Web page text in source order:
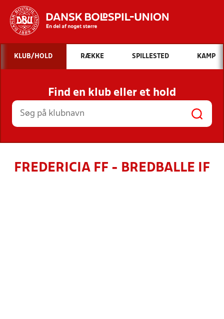
Hvad vil du søge efter?
INDHOLD OG NYHEDER
STILLINGER, RESULTATER, KLUBBER OG
HOLD
KLUB/HOLD RÆKKE SPILLESTED KAMP
Find en klub eller et hold
FREDERICIA FF - BREDBALLE IF